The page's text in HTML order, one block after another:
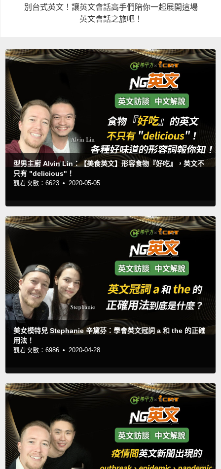
別台式英文！讓英文會話高手們陪你一起展開這場
英文會話之旅吧！
型男主廚 Alvin Lin：【美食英文】形容食物『好吃』，英文不
只有 "delicious"！
觀看次數：6623 •2020-05-05
美女模特兒 Stephanie 辛黛芬：學會英文冠詞 a 和 the 的正確
用法！
觀看次數：6986 •2020-04-28